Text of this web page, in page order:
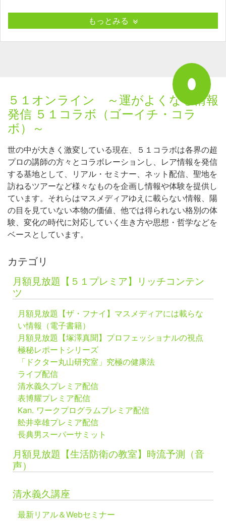
もっとみる
５１オンライン ～運がよくなる情報
発信 ５１コラボ（ゴーイチ・コラ
ボ）～
世の中が大きく激変している現在、５１コラボは各界の超
プロの講師の方々とコラボレーションし、レア情報を発信
する基地として、リアル・セミナー、ネット配信、聖地を
訪ねるツアーなど様々なものを企画し情報や体験を提供し
ています。それらはマスメディアゆえに載らない情報、陽
の目を見ていない本物の価値、他では得られない格別の体
験、変化の時代に対応していく生き方や思想・哲学などを
ベースとしています。
カテゴリ
月額見放題【５１プレミア】リッチコンテン
ツ
月額見放題【ザ・フナイ】マスメディアには載らな
い情報（電子書籍）
月額見放題【塚澤真聞】プロフェッショナルの視点
極秘レポートシリーズ
「ドクター丸山研究室」究極の健康法
ライブ配信
清水義久プレミア配信
表博耀プレミア配信
Kan. ワークプログラムプレミア配信
舩井幸雄プレミア配信
長典男スーパーサミット
月額見放題【生活防衛の教室】時流予測（音
声）
清水義久講座
最新リアル＆Webセミナー